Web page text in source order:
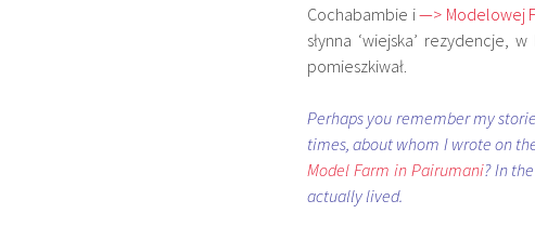
Cochabambie i—> Modelowej
słynna ‘wiejska’ rezydencje,
pomieszkiwał.
Perhaps you remember my
times, about whom I wrote on
Model Farm in Pairumani? In
actually lived.